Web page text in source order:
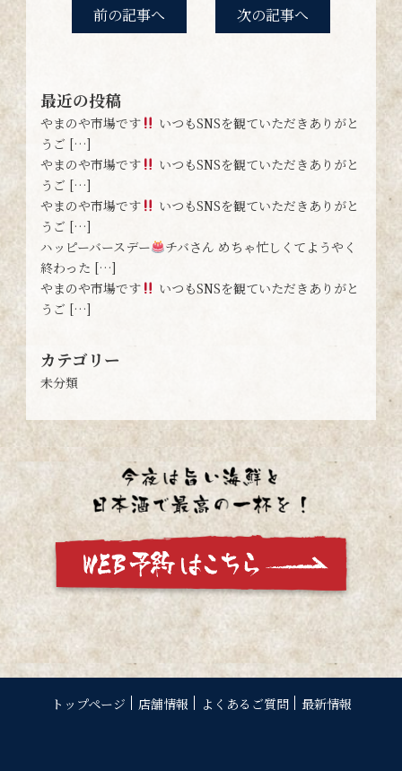
前の記事へ 次の記事へ
最近の投稿
やまのや市場です
いつもSNSを観ていただきありがと
うご […]
やまのや市場です
いつもSNSを観ていただきありがと
うご […]
やまのや市場です
いつもSNSを観ていただきありがと
うご […]
ハッピーバースデー
チバさん めちゃ忙しくてようやく
終わった […]
やまのや市場です
いつもSNSを観ていただきありがと
うご […]
カテゴリー
未分類
トップページ 店舗情報 よくあるご質問 最新情報